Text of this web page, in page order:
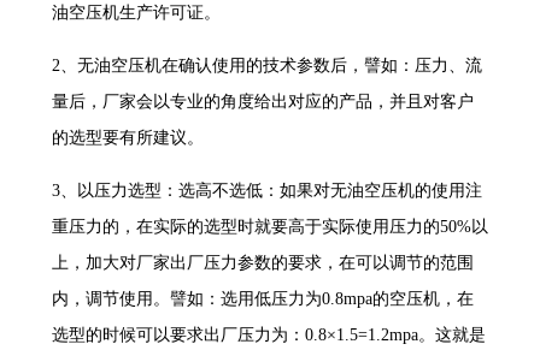
油空压机生产许可证。
2、无油空压机在确认使用的技术参数后，譬如：压力、流
量后，厂家会以专业的角度给出对应的产品，并且对客户
的选型要有所建议。
3、以压力选型：选高不选低：如果对无油空压机的使用注
重压力的，在实际的选型时就要高于实际使用压力的50%以
上，加大对厂家出厂压力参数的要求，在可以调节的范围
内，调节使用。譬如：选用低压力为0.8mpa的空压机，在
选型的时候可以要求出厂压力为：0.8×1.5=1.2mpa。这就是